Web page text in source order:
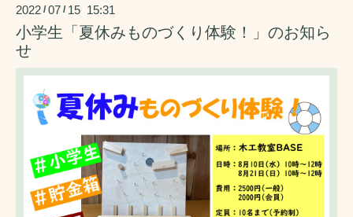
2022 /07 / 15 15:31
小学生「夏休みものづくり体験！」のお知ら
せ